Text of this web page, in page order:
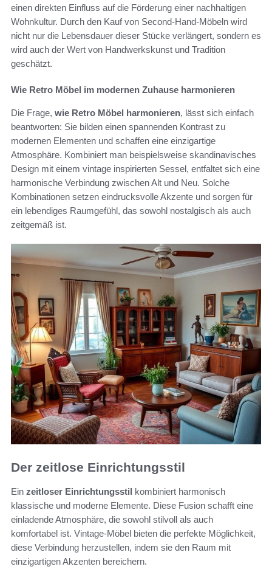
einen direkten Einfluss auf die Förderung einer nachhaltigen
Wohnkultur. Durch den Kauf von Second-Hand-Möbeln wird
nicht nur die Lebensdauer dieser Stücke verlängert, sondern es
wird auch der Wert von Handwerkskunst und Tradition
geschätzt.
Wie Retro Möbel im modernen Zuhause harmonieren
Die Frage, wie Retro Möbel harmonieren, lässt sich einfach
beantworten: Sie bilden einen spannenden Kontrast zu
modernen Elementen und schaffen eine einzigartige
Atmosphäre. Kombiniert man beispielsweise skandinavisches
Design mit einem vintage inspirierten Sessel, entfaltet sich eine
harmonische Verbindung zwischen Alt und Neu. Solche
Kombinationen setzen eindrucksvolle Akzente und sorgen für
ein lebendiges Raumgefühl, das sowohl nostalgisch als auch
zeitgemäß ist.
Der zeitlose Einrichtungsstil
Ein zeitloser Einrichtungsstil kombiniert harmonisch
klassische und moderne Elemente. Diese Fusion schafft eine
einladende Atmosphäre, die sowohl stilvoll als auch
komfortabel ist. Vintage-Möbel bieten die perfekte Möglichkeit,
diese Verbindung herzustellen, indem sie den Raum mit
einzigartigen Akzenten bereichern.